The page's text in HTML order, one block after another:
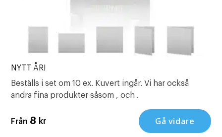
NYTT ÅR!
Beställs i set om 10 ex. Kuvert ingår. Vi har också
andra fina produkter såsom , och .
Från 8 kr Gå vidare